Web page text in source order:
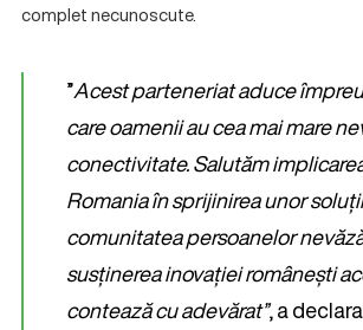
complet necunoscute.
”Acest parteneriat aduce
care oamenii au cea mai mare
conectivitate. Salutăm
Romania în sprijinirea unor
comunitatea persoanelor
susținerea inovației românești
contează cu adevărat”, a